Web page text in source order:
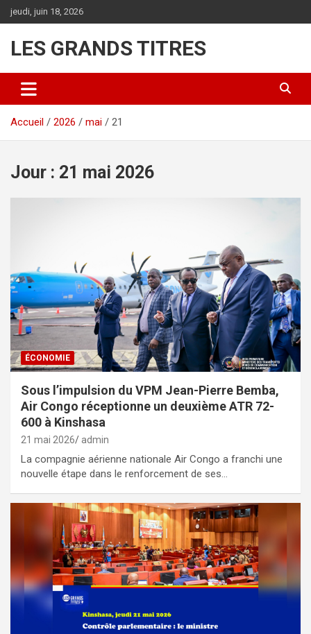
Aller
au
jeudi, juin 18, 2026
LES GRANDS TITRES
Accueil 2026 mai 21
Jour : 21 mai 2026
ÉCONOMIE
Sous l’impulsion du VPM Jean-Pierre Bemba,
Air Congo réceptionne un deuxième ATR 72-
600 à Kinshasa
21 mai 2026 admin
La compagnie aérienne nationale Air Congo a franchi une
nouvelle étape dans le renforcement de ses…